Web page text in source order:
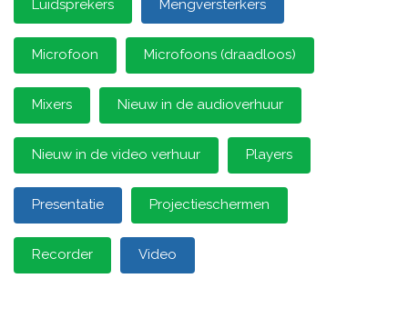
Luidsprekers Mengversterkers
Microfoon Microfoons (draadloos)
Mixers Nieuw in de audioverhuur
Nieuw in de video verhuur Players
Presentatie Projectieschermen
Recorder Video